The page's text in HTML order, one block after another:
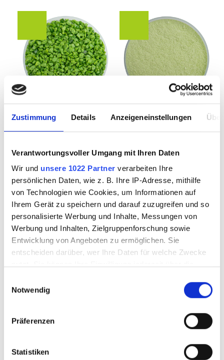
Zustimmung Details Anzeigeneinstellungen
Verantwortungsvoller Umgang mit Ihren Daten
Wir und unsere 1022 Partner verarbeiten Ihre
persönlichen Daten, wie z. B. Ihre IP-Adresse, mithilfe
von Technologien wie Cookies, um Informationen auf
Ihrem Gerät zu speichern und darauf zuzugreifen und so
personalisierte Werbung und Inhalte, Messungen von
Werbung und Inhalten, Zielgruppenforschung sowie
Entwicklung von Angeboten zu ermöglichen. Sie
entscheiden darüber, wer Ihre Daten für welche Zwecke
Trigger Symbol ändern oder widerrufen
Informationen über Ihre geografische Lage
können
Notwendig
Präferenzen
Statistiken
OPTUL FLOAT
Krösel 3075 1 kg K-5
3587415
OPTUL FLOAT
Krösel 3075 250g K-
3587420
OPTUL FLOAT
OPTUL FLOAT